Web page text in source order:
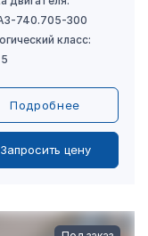
Подробнее
Запросить цену